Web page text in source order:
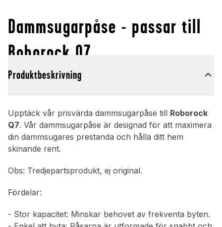
Dammsugarpåse - passar till
Roborock Q7
Produktbeskrivning
Upptäck vår prisvärda dammsugarpåse till Roborock
Q7. Vår dammsugarpåse är designad för att maximera
din dammsugares prestanda och hålla ditt hem
skinande rent.
Obs: Tredjepartsprodukt, ej original.
Fördelar:
- Stor kapacitet: Minskar behovet av frekventa byten.